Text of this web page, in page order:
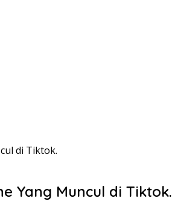
di Tiktok.
Yang Muncul di Tiktok.